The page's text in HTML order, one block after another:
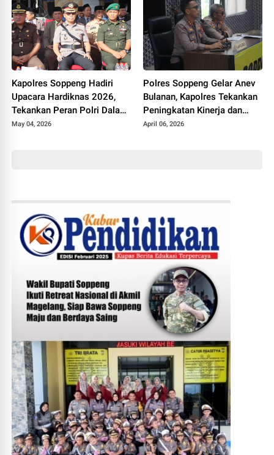
Kapolres Soppeng Hadiri
Upacara Hardiknas 2026,
Tekankan Peran Polri Dalam
Dukungan Pendidikan
May 04, 2026
Polres Soppeng Gelar Anev
Bulanan, Kapolres Tekankan
Peningkatan Kinerja dan
Pelayanan
April 06, 2026